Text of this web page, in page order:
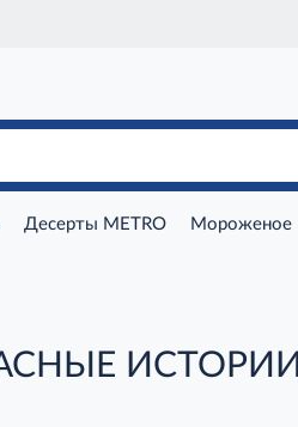
Десерты METRO Мороженое
ИСТОРИИ